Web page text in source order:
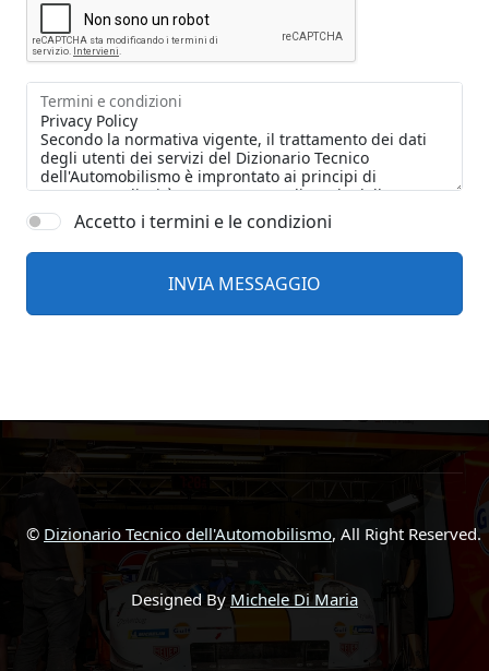
Termini e condizioni
Accetto i termini e le condizioni
© Dizionario Tecnico dell'Automobilismo, All Right Reserved.
Designed By Michele Di Maria